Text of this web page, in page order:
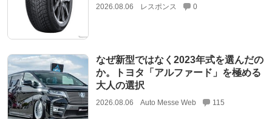
2026.08.06 レスポンス 0
なぜ新型ではなく2023年式を選んだの
か。トヨタ「アルファード」を極める
大人の選択
2026.08.06 Auto Messe Web 115